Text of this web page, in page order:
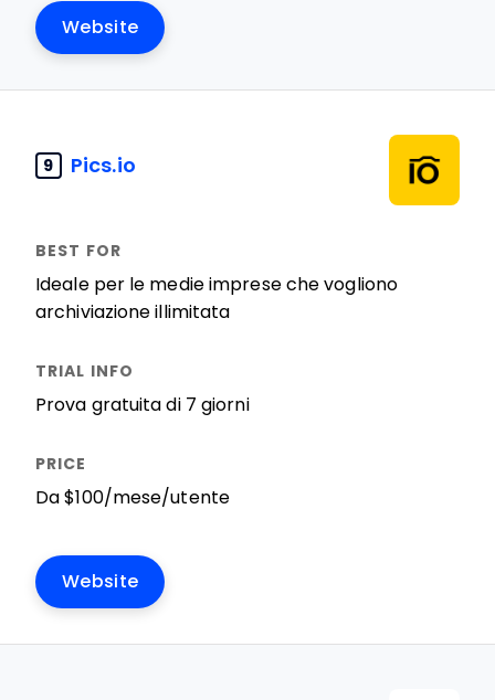
Website
9 Pics.io
Ideale per le medie imprese che vogliono
archiviazione illimitata
Prova gratuita di 7 giorni
Da $100/mese/utente
Website